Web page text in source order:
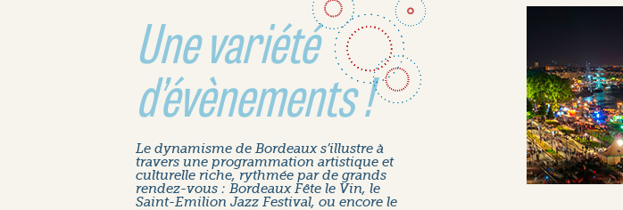
Une variété
d’évènements !
Le dynamisme de Bordeaux s’illustre à
travers une programmation artistique et
culturelle riche, rythmée par de grands
rendez-vous : Bordeaux Fête le Vin, le
Saint-Emilion Jazz Festival, ou encore le